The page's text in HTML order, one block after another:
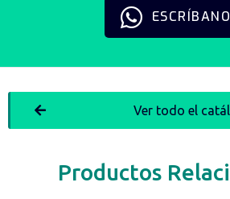
Productos
Ver todo el